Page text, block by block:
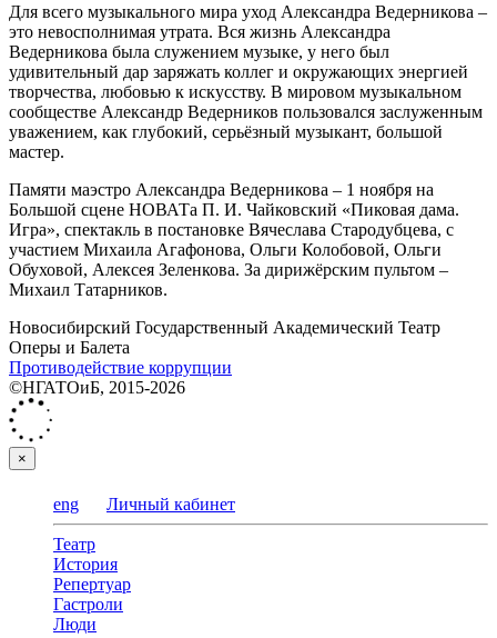
Для всего музыкального мира уход Александра Ведерникова –
это невосполнимая утрата. Вся жизнь Александра
Ведерникова была служением музыке, у него был
удивительный дар заряжать коллег и окружающих энергией
творчества, любовью к искусству. В мировом музыкальном
сообществе Александр Ведерников пользовался заслуженным
уважением, как глубокий, серьёзный музыкант, большой
мастер.
Памяти маэстро Александра Ведерникова – 1 ноября на
Большой сцене НОВАТа П. И. Чайковский «Пиковая дама.
Игра», спектакль в постановке Вячеслава Стародубцева, с
участием Михаила Агафонова, Ольги Колобовой, Ольги
Обуховой, Алексея Зеленкова. За дирижёрским пультом –
Михаил Татарников.
Новосибирский Государственный Академический Театр
Оперы и Балета
Противодействие коррупции
©НГАТОиБ, 2015-2026
×
eng Личный кабинет
Театр
История
Репертуар
Гастроли
Люди